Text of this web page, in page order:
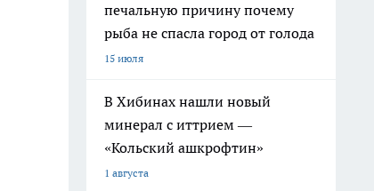
печальную причину почему
рыба не спасла город от голода
15 июля
В Хибинах нашли новый
минерал с иттрием —
«Кольский ашкрофтин»
1 августа